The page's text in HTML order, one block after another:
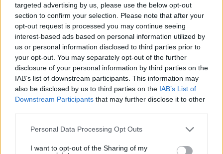
targeted advertising by us, please use the below opt-out
section to confirm your selection. Please note that after your
opt-out request is processed you may continue seeing
interest-based ads based on personal information utilized by
us or personal information disclosed to third parties prior to
your opt-out. You may separately opt-out of the further
disclosure of your personal information by third parties on the
IAB’s list of downstream participants. This information may
also be disclosed by us to third parties on the IAB’s List of
Downstream Participants that may further disclose it to other
Please note that this website/app uses one or more Google
not limited to your visit or usage behaviour. You may click to
Personal Data Processing Opt Outs
I want to opt-out of the Sharing of my